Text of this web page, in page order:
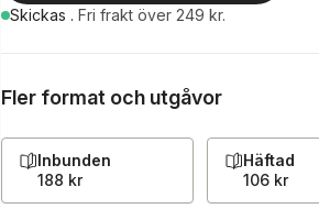
Skickas . Fri frakt över 249 kr.
Fler format och utgåvor
Inbunden
188 kr
Häftad
106 kr